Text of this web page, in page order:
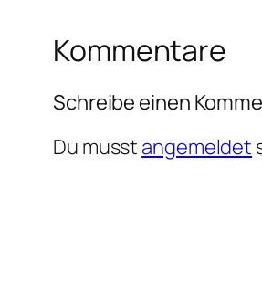
Kommentare
Schreibe einen
Du musst angemeldet